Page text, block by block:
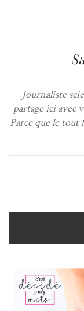
Journaliste
partage ici avec
Parce que le tout